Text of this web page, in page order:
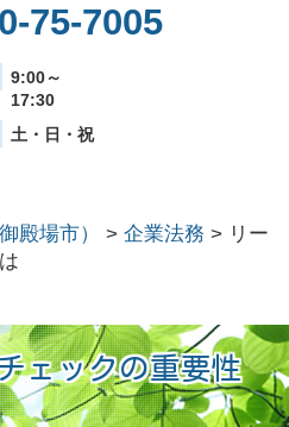
75-7005
9:00～
17:30
土・日・祝
殿場市） > 企業法務 > リー
ェックの重要性